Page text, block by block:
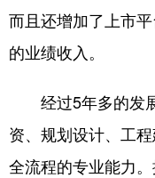
而且还增加了上市
的业绩收入。
经过5年多的发展
资、规划设计、工
全流程的专业能力